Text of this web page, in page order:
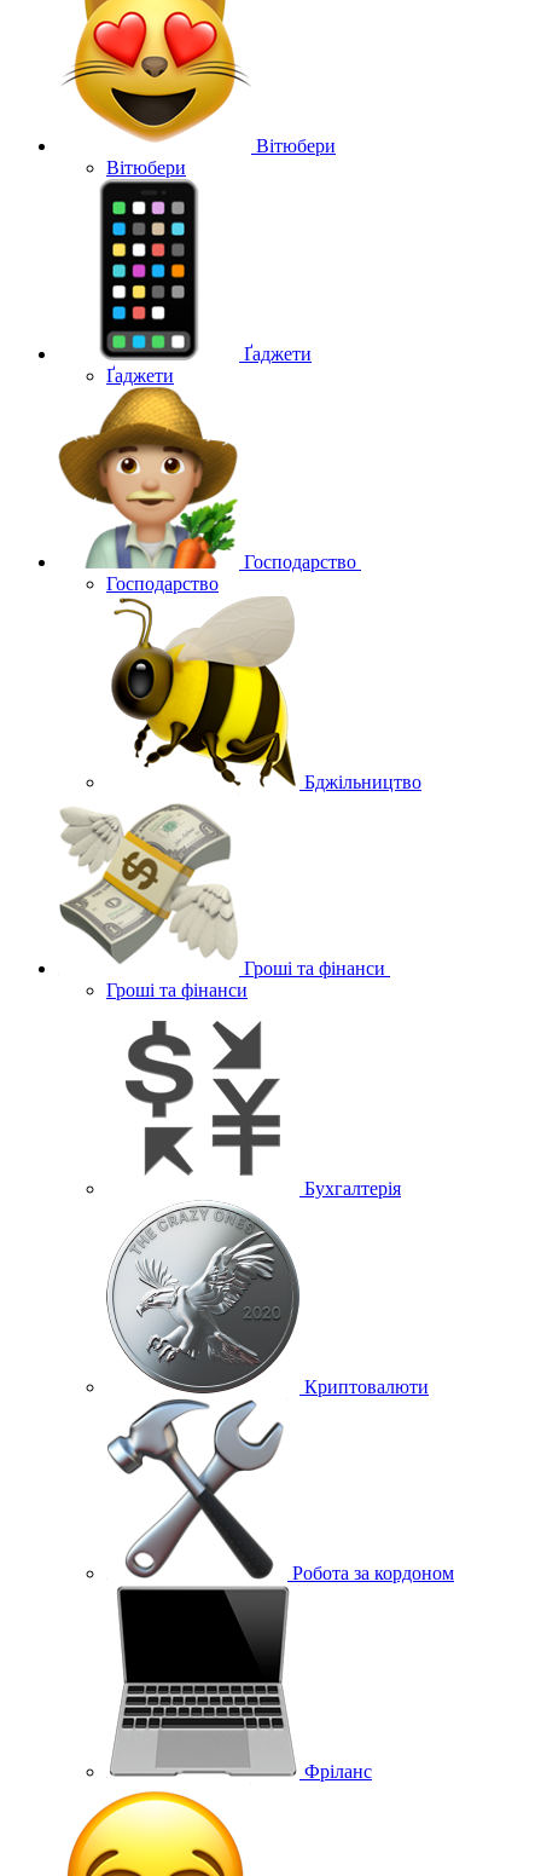
Вітюбери
Вітюбери
Ґаджети
Ґаджети
Господарство
Господарство
Бджільництво
Гроші та фінанси
Гроші та фінанси
Бухгалтерія
Криптовалюти
Робота за кордоном
Фріланс